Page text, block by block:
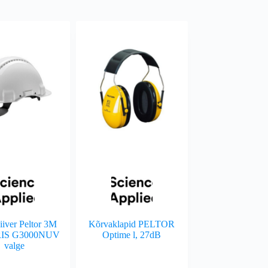
Peltor 3M
G3000NUV
valge
Kõrvaklapid PELTOR
Optime l, 27dB